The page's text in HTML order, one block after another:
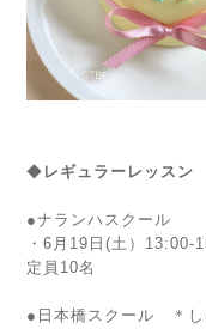
◆ レギュラーレッスン
●ナランハスクール
・6月19日(土）13:00-
定員10名
● 日本橋スクール ＊し